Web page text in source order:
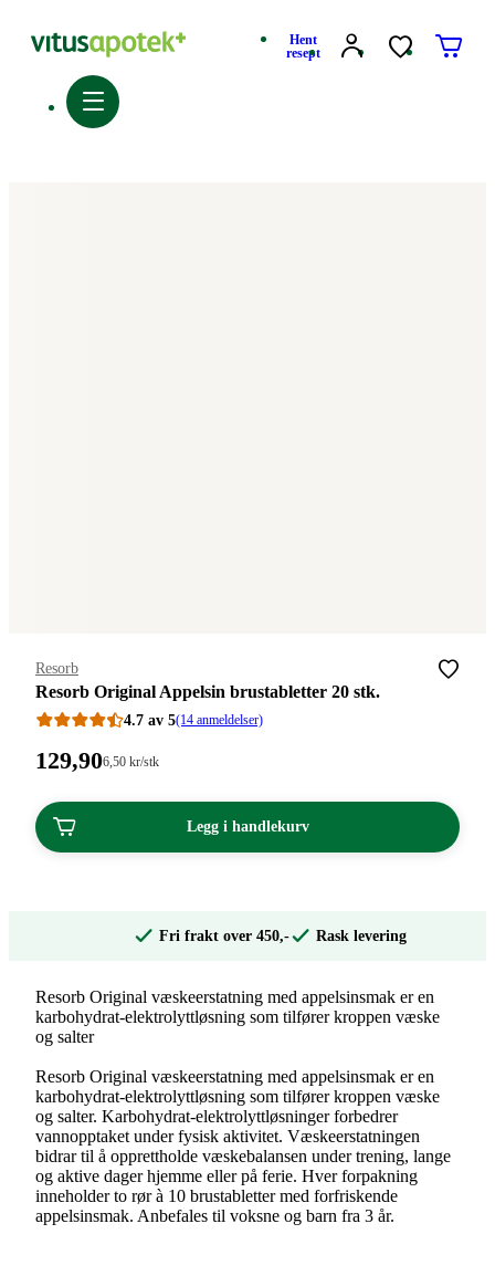
Hent
resept
Merke:
Resorb
Resorb Original Appelsin brustabletter 20 stk.
4.7 av 5(14 anmeldelser)
Pris:
kroner.
129,90Stykkpris:
kroner.
6 ,50 kr/stk
Legg i handlekurv
Fri frakt over 450,- Rask levering
Resorb Original væskeerstatning med appelsinsmak er en
karbohydrat-elektrolyttløsning som tilfører kroppen væske
og salter
Resorb Original væskeerstatning med appelsinsmak er en
karbohydrat-elektrolyttløsning som tilfører kroppen væske
og salter. Karbohydrat-elektrolyttløsninger forbedrer
vannopptaket under fysisk aktivitet. Væskeerstatningen
bidrar til å opprettholde væskebalansen under trening, lange
og aktive dager hjemme eller på ferie. Hver forpakning
inneholder to rør à 10 brustabletter med forfriskende
appelsinsmak. Anbefales til voksne og barn fra 3 år.